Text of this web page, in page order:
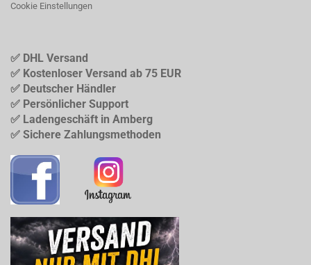
Cookie Einstellungen
✅ DHL Versand
✅ Kostenloser Versand ab 75 EUR
✅ Deutscher Händler
✅ Persönlicher Support
✅ Ladengeschäft in Amberg
✅ Sichere Zahlungsmethoden